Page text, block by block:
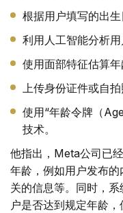
根据用户填写的出生
利用人工智能分析
使用面部特征估算年
上传身份证件或自拍
使用“年龄令牌（
技术。
他指出，Meta公司已
年龄，例如用户发布
关的信息等。同时，
户是否达到规定年龄，